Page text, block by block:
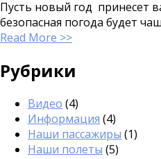
Пусть новый год принесет
безопасная погода будет
Read More >>
Рубрики
Видео (4)
Информация (4)
Наши пассажиры (1)
Наши полеты (5)